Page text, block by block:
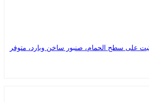
على سطح الحمام، صنبور ساخن وبارد، متوفر